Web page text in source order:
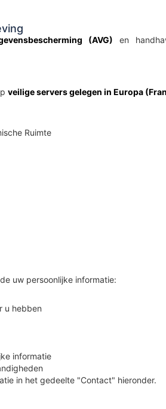
(AVG) en
veilige servers gelegen in Europa
Ruimte
uw persoonlijke informatie:
u hebben
informatie
in het gedeelte "Contact" hieronder.